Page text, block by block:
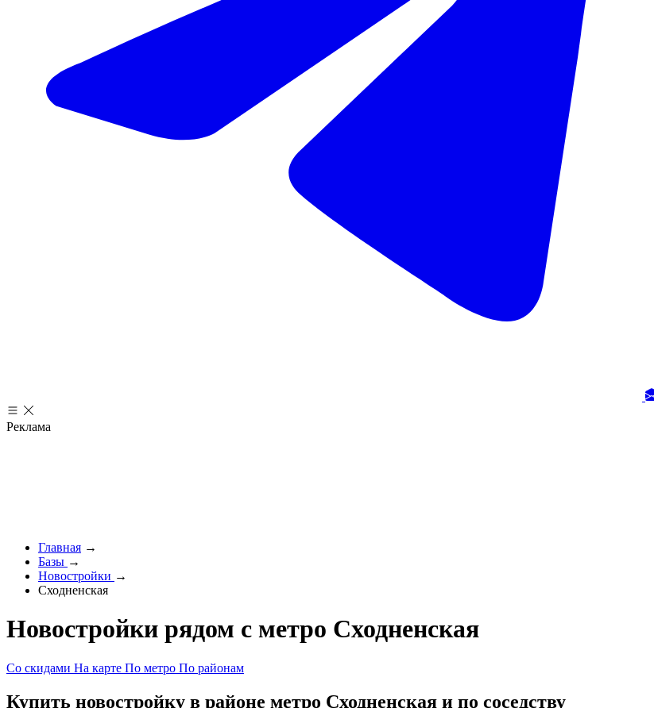
Реклама
Главная →
Базы →
Новостройки →
Сходненская
Новостройки рядом с метро Сходненская
Со скидами На карте По метро По районам
Купить новостройку в районе метро Сходненская и по соседству